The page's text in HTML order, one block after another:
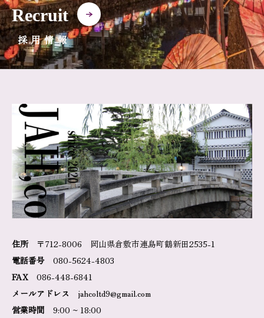
Recruit
採用情報
住所〒712-8006 岡山県倉敷市連島町鶴新田2535-1
電話番号
080-5624-4803
FAX 086-448-6841
メールアドレス
jahcoltd9@gmail.com
営業時間 9:00 ~ 18:00